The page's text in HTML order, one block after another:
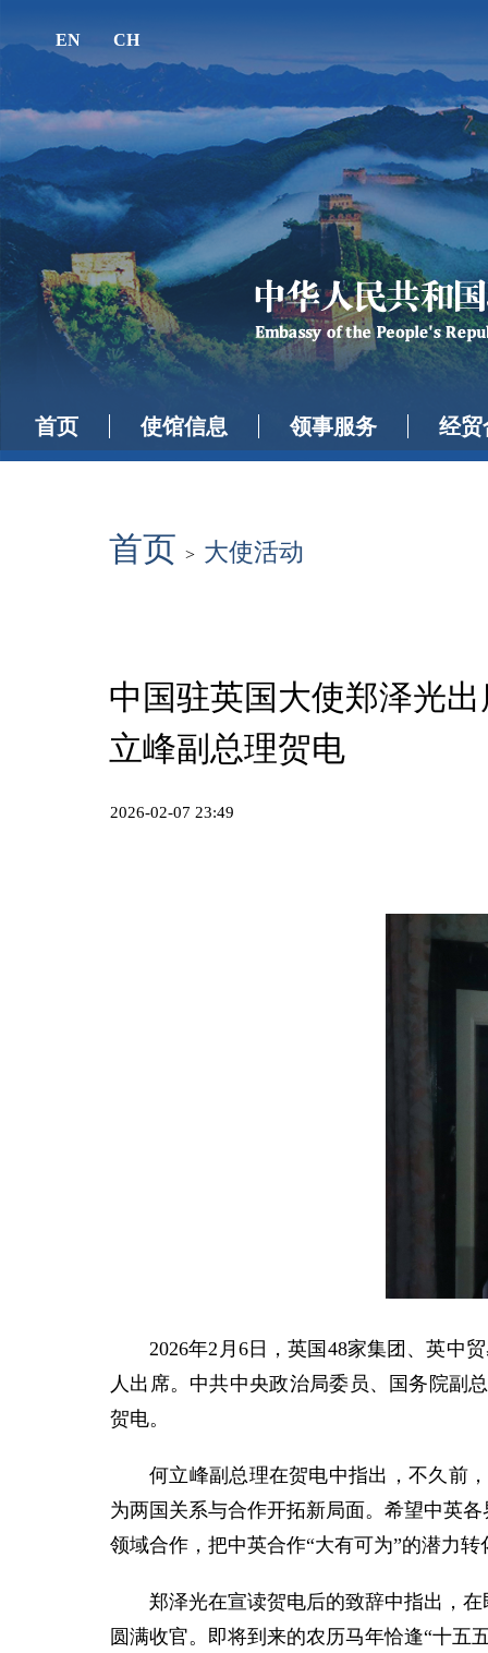
EN CH
首页 使馆信息 领事服务 经贸
首页 > 大使活动
中国驻英国大使郑泽光
立峰副总理贺电
2026-02-07 23:49
2026年2月6日，英国48家集团、英中
人出席。中共中央政治局委员、国务院副
贺电。
何立峰副总理在贺电中指出，不久前
为两国关系与合作开拓新局面。希望中英
领域合作，把中英合作“大有可为”的潜力
郑泽光在宣读贺电后的致辞中指出，
圆满收官。即将到来的农历马年恰逢“十五